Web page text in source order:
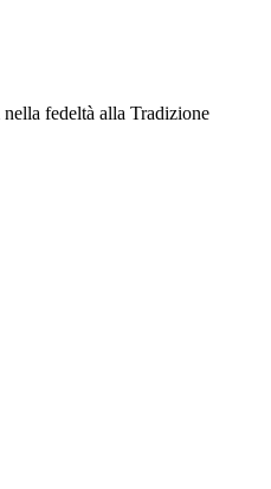
fedeltà alla Tradizione